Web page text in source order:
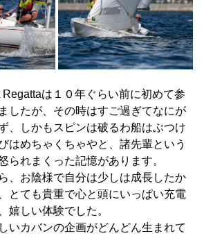
Regattaは１０年ぐらい前に初めて参
したが、その時はすご過ぎてなにが
、しかもスピンは破るわ船はぶつけ
はめちゃくちゃやと、諸先輩という
られまくった記憶があります。
、お陰様で自分は少しは成長したか
とても貴重で心と頭にいっぱい充電
嬉しい体験でした。
いカバンの企画がどんどん生まれて